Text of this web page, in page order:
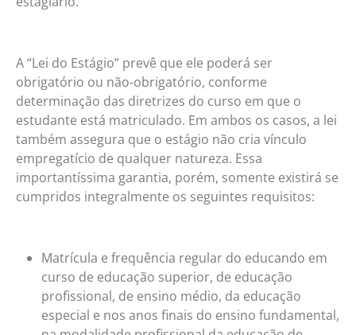
A “Lei do Estágio” prevê que ele poderá ser
obrigatório ou não-obrigatório, conforme
determinação das diretrizes do curso em que o
estudante está matriculado. Em ambos os casos, a lei
também assegura que o estágio não cria vínculo
empregatício de qualquer natureza. Essa
importantíssima garantia, porém, somente existirá se
cumpridos integralmente os seguintes requisitos:
Matrícula e frequência regular do educando em
curso de educação superior, de educação
profissional, de ensino médio, da educação
especial e nos anos finais do ensino fundamental,